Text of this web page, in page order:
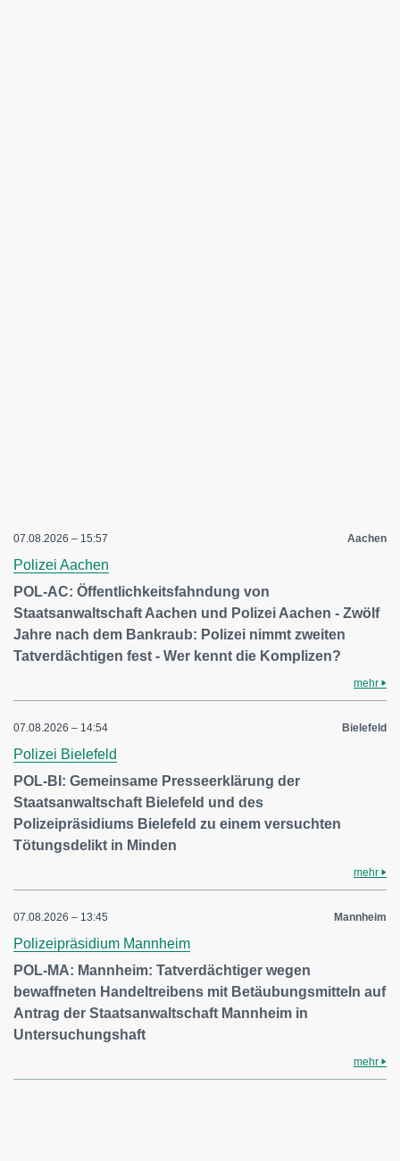
07.08.2026 – 15:57 Aachen
Polizei Aachen
POL-AC: Öffentlichkeitsfahndung von
Staatsanwaltschaft Aachen und Polizei Aachen - Zwölf
Jahre nach dem Bankraub: Polizei nimmt zweiten
Tatverdächtigen fest - Wer kennt die Komplizen?
mehr
07.08.2026 – 14:54 Bielefeld
Polizei Bielefeld
POL-BI: Gemeinsame Presseerklärung der
Staatsanwaltschaft Bielefeld und des
Polizeipräsidiums Bielefeld zu einem versuchten
Tötungsdelikt in Minden
mehr
07.08.2026 – 13:45 Mannheim
Polizeipräsidium Mannheim
POL-MA: Mannheim: Tatverdächtiger wegen
bewaffneten Handeltreibens mit Betäubungsmitteln auf
Antrag der Staatsanwaltschaft Mannheim in
Untersuchungshaft
mehr